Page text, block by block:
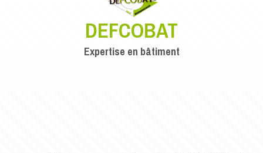
DEFCOBAT
Expertise en bâtiment